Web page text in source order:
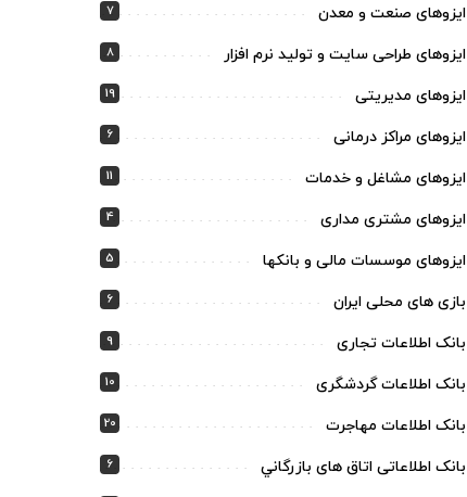
ایزوهای صنعت و معدن 7
ایزوهای طراحی سایت و تولید نرم افزار 8
ایزوهای مدیریتی 19
ایزوهای مراکز درمانی 6
ایزوهای مشاغل و خدمات 11
ایزوهای مشتری مداری 4
ایزوهای موسسات مالی و بانکها 5
بازی های محلی ایران 6
بانک اطلاعات تجاری 9
بانک اطلاعات گردشگری 10
بانک اطلاعات مهاجرت 20
بانک اطلاعاتی اتاق های بازرگاني 6